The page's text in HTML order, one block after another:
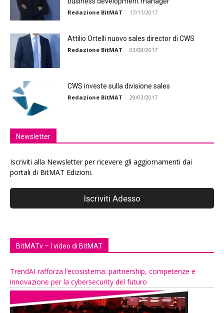
Redazione BitMAT - 17/11/2017
Attilio Ortelli nuovo sales director di CWS
Redazione BitMAT - 03/08/2017
CWS investe sulla divisione sales
Redazione BitMAT - 29/03/2017
Newsletter
Iscriviti alla Newsletter per ricevere gli aggiornamenti dai
portali di BitMAT Edizioni.
BitMATv – I video di BitMAT
TrendAI rafforza l’ecosistema: partnership, competenze e
innovazione per la cybersecurity del futuro